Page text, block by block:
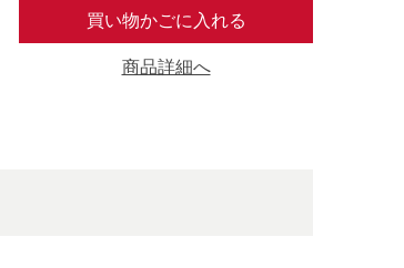
買い物かごに入れる
商品詳細へ